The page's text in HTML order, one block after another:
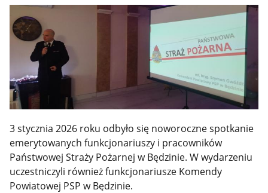
3 stycznia 2026 roku odbyło się noworoczne spotkanie
emerytowanych funkcjonariuszy i pracowników
Państwowej Straży Pożarnej w Będzinie. W wydarzeniu
uczestniczyli również funkcjonariusze Komendy
Powiatowej PSP w Będzinie.